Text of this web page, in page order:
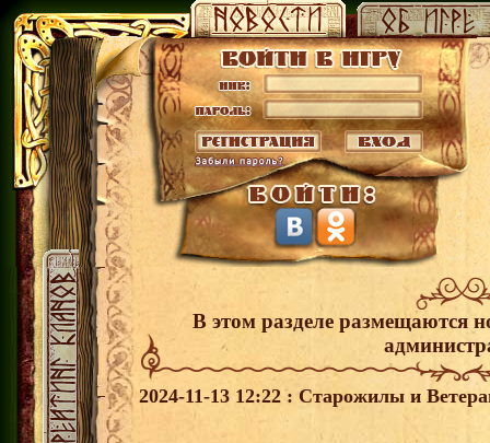
В этом разделе размещаются
2024-11-13 12:22 : Старожилы и